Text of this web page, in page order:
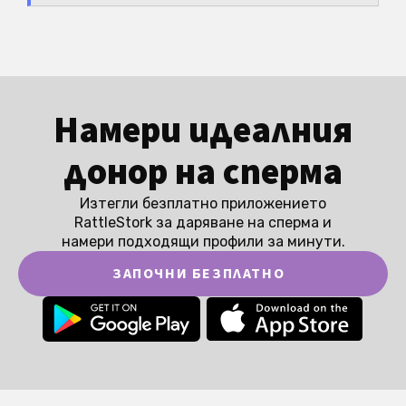
Намери идеалния
донор на сперма
Изтегли безплатно приложението
RattleStork за даряване на сперма и
намери подходящи профили за минути.
ЗАПОЧНИ БЕЗПЛАТНО